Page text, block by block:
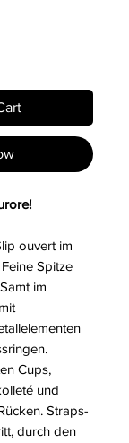
ouvert im
Spitze
im
Cups,
und
Straps-
durch den